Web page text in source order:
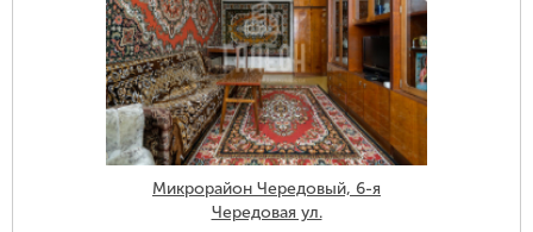
Микрорайон Чередовый, 6-я
Чередовая ул.